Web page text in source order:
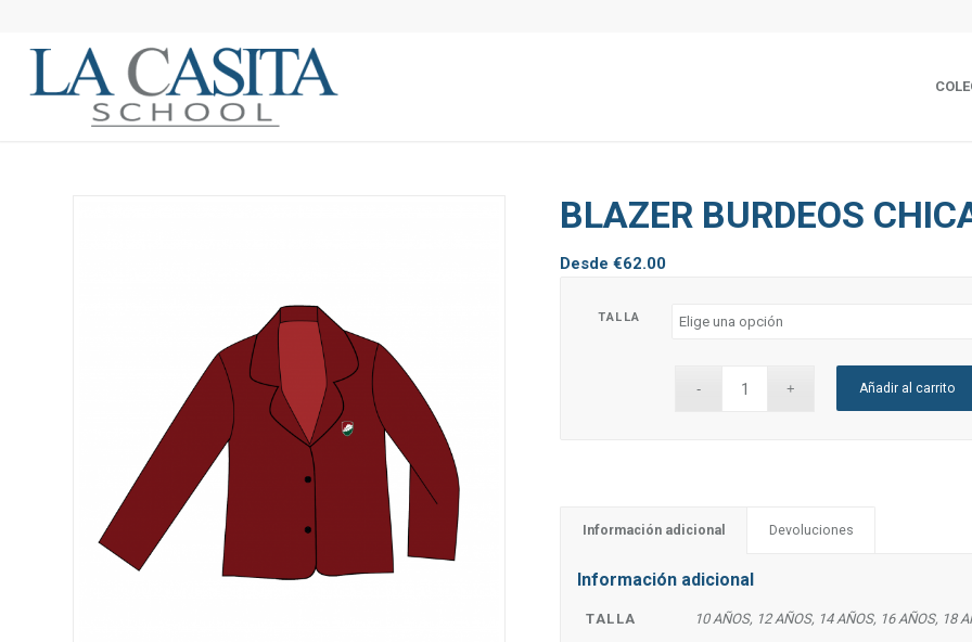
BLAZER BURDEOS
Desde€62.00
TALLA
Añadir al carrito
Información adicional Devoluciones
Información adicional
TALLA 10 AÑOS, 12 AÑOS, 14 AÑOS, 16 AÑOS, 18